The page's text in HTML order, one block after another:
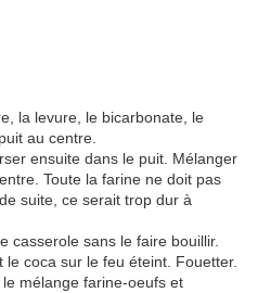
la levure, le bicarbonate, le
au centre.
ensuite dans le puit. Mélanger
Toute la farine ne doit pas
suite, ce serait trop dur à
casserole sans le faire bouillir.
coca sur le feu éteint. Fouetter.
mélange farine-oeufs et